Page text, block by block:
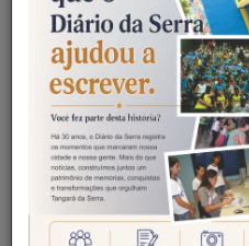
Início Artigos
SINAIS